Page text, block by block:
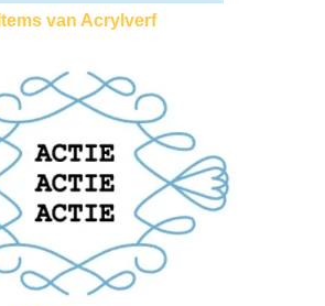
Items van Acrylverf